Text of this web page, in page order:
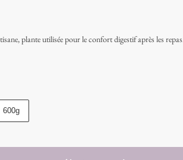
plante utilisée pour le confort digestif après les
600g